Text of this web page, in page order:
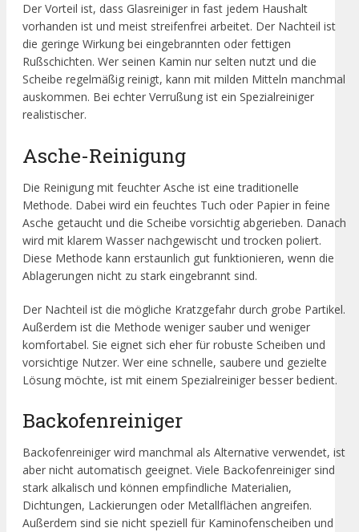
Der Vorteil ist, dass Glasreiniger in fast jedem Haushalt
vorhanden ist und meist streifenfrei arbeitet. Der Nachteil ist
die geringe Wirkung bei eingebrannten oder fettigen
Rußschichten. Wer seinen Kamin nur selten nutzt und die
Scheibe regelmäßig reinigt, kann mit milden Mitteln manchmal
auskommen. Bei echter Verrußung ist ein Spezialreiniger
realistischer.
Asche-Reinigung
Die Reinigung mit feuchter Asche ist eine traditionelle
Methode. Dabei wird ein feuchtes Tuch oder Papier in feine
Asche getaucht und die Scheibe vorsichtig abgerieben. Danach
wird mit klarem Wasser nachgewischt und trocken poliert.
Diese Methode kann erstaunlich gut funktionieren, wenn die
Ablagerungen nicht zu stark eingebrannt sind.
Der Nachteil ist die mögliche Kratzgefahr durch grobe Partikel.
Außerdem ist die Methode weniger sauber und weniger
komfortabel. Sie eignet sich eher für robuste Scheiben und
vorsichtige Nutzer. Wer eine schnelle, saubere und gezielte
Lösung möchte, ist mit einem Spezialreiniger besser bedient.
Backofenreiniger
Backofenreiniger wird manchmal als Alternative verwendet, ist
aber nicht automatisch geeignet. Viele Backofenreiniger sind
stark alkalisch und können empfindliche Materialien,
Dichtungen, Lackierungen oder Metallflächen angreifen.
Außerdem sind sie nicht speziell für Kaminofenscheiben und